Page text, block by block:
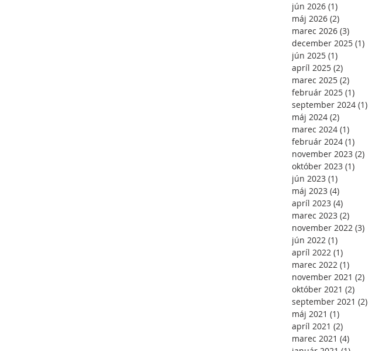
jún 2026 (1)
máj 2026 (2)
marec 2026 (3)
december 2025 (1)
jún 2025 (1)
apríl 2025 (2)
marec 2025 (2)
február 2025 (1)
september 2024 (1)
máj 2024 (2)
marec 2024 (1)
február 2024 (1)
november 2023 (2)
október 2023 (1)
jún 2023 (1)
máj 2023 (4)
apríl 2023 (4)
marec 2023 (2)
november 2022 (3)
jún 2022 (1)
apríl 2022 (1)
marec 2022 (1)
november 2021 (2)
október 2021 (2)
september 2021 (2)
máj 2021 (1)
apríl 2021 (2)
marec 2021 (4)